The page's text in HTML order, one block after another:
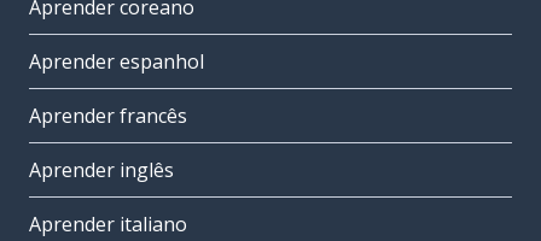
Aprender coreano
Aprender espanhol
Aprender francês
Aprender inglês
Aprender italiano